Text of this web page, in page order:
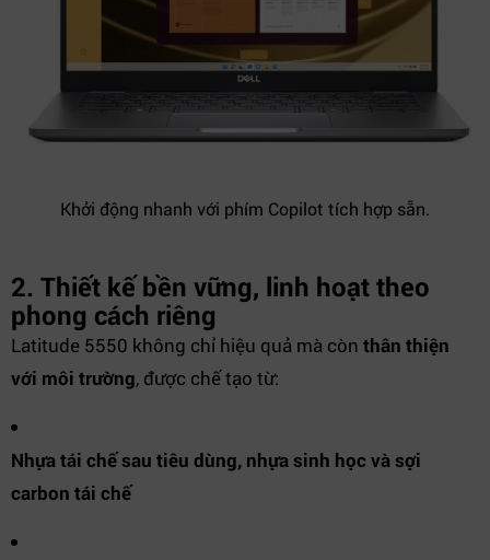
Khởi động nhanh với phím Copilot tích hợp sẵn.
2. Thiết kế bền vững, linh hoạt theo
phong cách riêng
Latitude 5550 không chỉ hiệu quả mà còn thân thiện
với môi trường, được chế tạo từ:
Nhựa tái chế sau tiêu dùng, nhựa sinh học và sợi
carbon tái chế